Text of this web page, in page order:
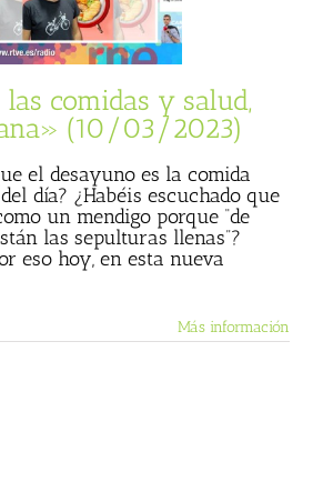
comidas y salud,
(10/03/2023)
el desayuno es la comida
día? ¿Habéis escuchado que
un mendigo porque “de
las sepulturas llenas”?
eso hoy, en esta nueva
Más información